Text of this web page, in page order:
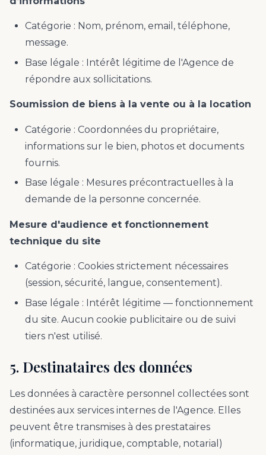
Catégorie : Nom, prénom, email, téléphone,
message.
Base légale : Intérêt légitime de l'Agence de
répondre aux sollicitations.
Soumission de biens à la vente ou à la location
Catégorie : Coordonnées du propriétaire,
informations sur le bien, photos et documents
fournis.
Base légale : Mesures précontractuelles à la
demande de la personne concernée.
Mesure d'audience et fonctionnement
technique du site
Catégorie : Cookies strictement nécessaires
(session, sécurité, langue, consentement).
Base légale : Intérêt légitime — fonctionnement
du site. Aucun cookie publicitaire ou de suivi
tiers n'est utilisé.
5. Destinataires des données
Les données à caractère personnel collectées sont
destinées aux services internes de l'Agence. Elles
peuvent être transmises à des prestataires
(informatique, juridique, comptable, notarial)